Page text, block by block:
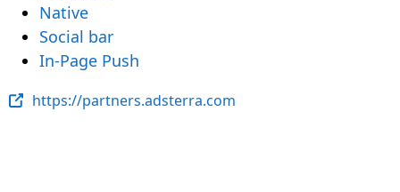
Native
Social bar
In-Page Push
https://partners.adsterra.com